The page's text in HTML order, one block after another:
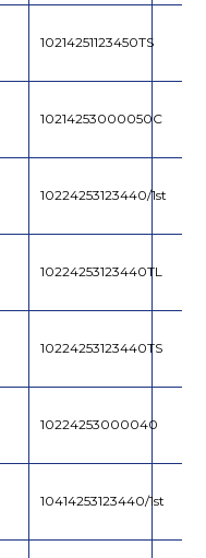
10214251123450TS
10214253000050C
10224253123440/1st
10224253123440TL
10224253123440TS
10224253000040
10414253123440/1st